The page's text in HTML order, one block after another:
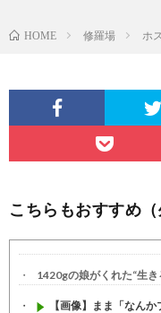
HOME 修羅場 ホ
こちらもおすすめ（
1420gの娘がくれた“生き
【画像】まま「なん